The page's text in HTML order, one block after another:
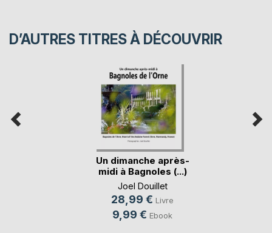
D’AUTRES TITRES À DÉCOUVRIR
Un dimanche après-
midi à Bagnoles (...)
Joel Douillet
28,99 € Livre
9,99 € Ebook